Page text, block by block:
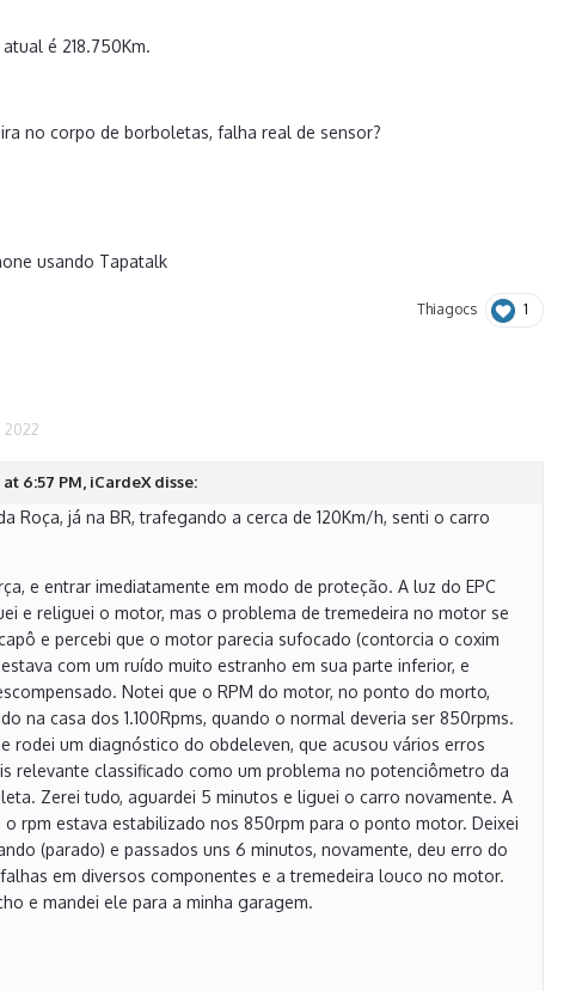
é 218.750Km.
no corpo de borboletas, falha real de sensor?
usando Tapatalk
Thiagocs 1
2022
6:57 PM, iCardeX disse:
Roça, já na BR, trafegando a cerca de 120Km/h, senti o carro
e entrar imediatamente em modo de proteção. A luz do EPC
e religuei o motor, mas o problema de tremedeira no motor se
e percebi que o motor parecia sufocado (contorcia o coxim
com um ruído muito estranho em sua parte inferior, e
Notei que o RPM do motor, no ponto do morto,
na casa dos 1.100Rpms, quando o normal deveria ser 850rpms.
rodei um diagnóstico do obdeleven, que acusou vários erros
relevante classificado como um problema no potenciômetro da
Zerei tudo, aguardei 5 minutos e liguei o carro novamente. A
o rpm estava estabilizado nos 850rpm para o ponto motor. Deixei
(parado) e passados uns 6 minutos, novamente, deu erro do
falhas em diversos componentes e a tremedeira louco no motor.
e mandei ele para a minha garagem.